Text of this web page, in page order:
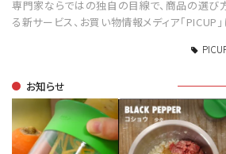
専門家ならではの独自の目線で、商品の選び
る新サービス、お買い物情報メディア「PICUP
お知らせ